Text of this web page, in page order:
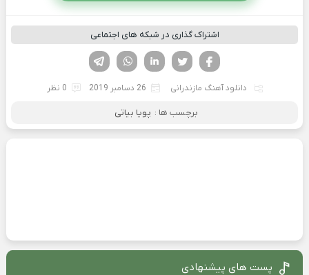
اشتراک گذاری در شبکه های اجتماعی
لینکدین تویتر
فیسوک
دانلود آهنگ مازندرانی 26 دسامبر 2019 0 نظر
برچسب ها : پویا بیاتی
پست های پیشنهادی